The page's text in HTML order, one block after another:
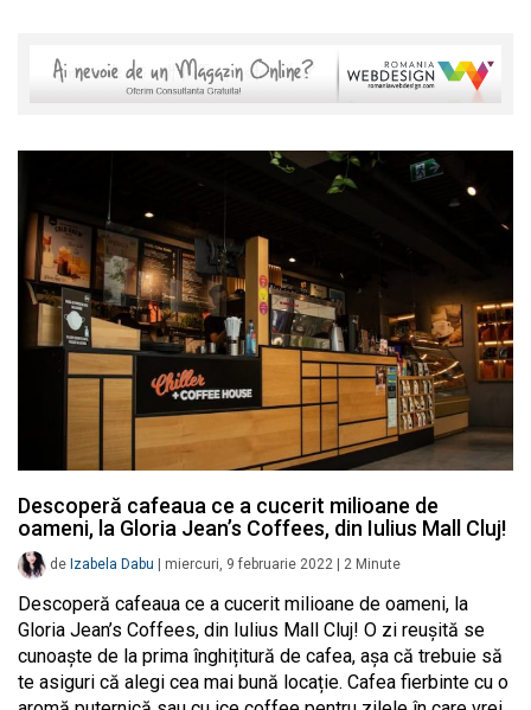
Descoperă cafeaua ce a cucerit milioane de
oameni, la Gloria Jean’s Coffees, din Iulius Mall Cluj!
de Izabela Dabu miercuri, 9 februarie 2022 2 Minute
Descoperă cafeaua ce a cucerit milioane de oameni, la
Gloria Jean’s Coffees, din Iulius Mall Cluj! O zi reușită se
cunoaște de la prima înghițitură de cafea, așa că trebuie să
te asiguri că alegi cea mai bună locație. Cafea fierbinte cu o